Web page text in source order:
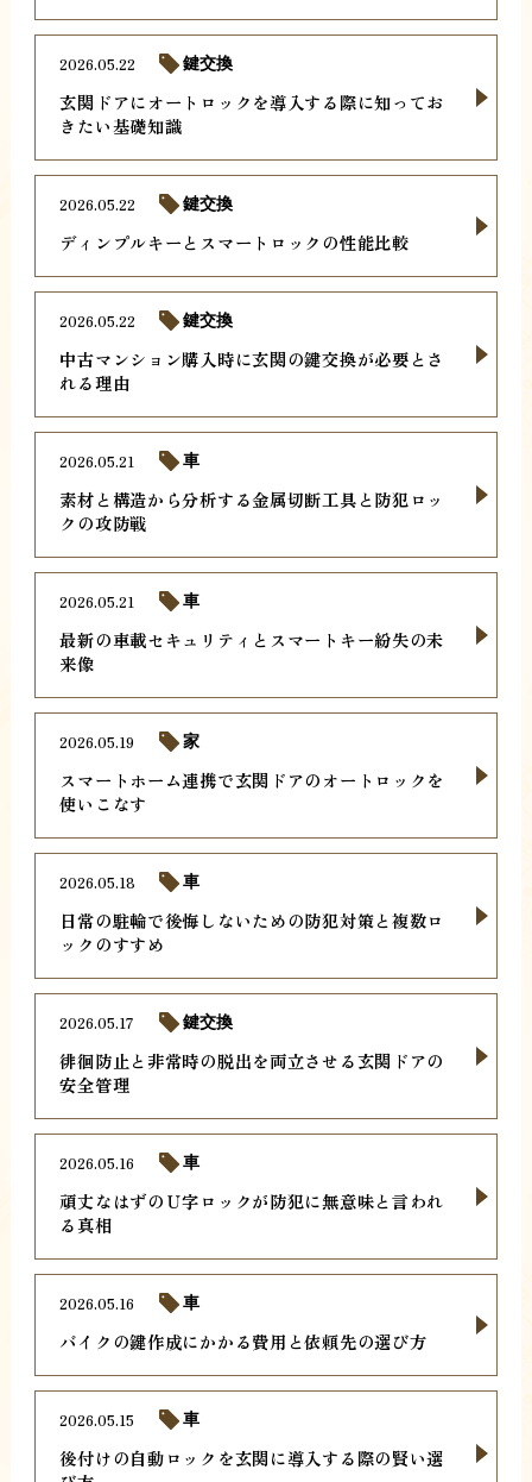
玄関ドアにオートロックを導入する際に知ってお
きたい基礎知識
2026.05.22 鍵交換
ディンプルキーとスマートロックの性能比較
2026.05.22 鍵交換
中古マンション購入時に玄関の鍵交換が必要とさ
れる理由
2026.05.22 鍵交換
素材と構造から分析する金属切断工具と防犯ロッ
クの攻防戦
2026.05.21 車
最新の車載セキュリティとスマートキー紛失の未
来像
2026.05.21 車
スマートホーム連携で玄関ドアのオートロックを
使いこなす
2026.05.19 家
日常の駐輪で後悔しないための防犯対策と複数ロ
ックのすすめ
2026.05.18 車
徘徊防止と非常時の脱出を両立させる玄関ドアの
安全管理
2026.05.17 鍵交換
頑丈なはずのＵ字ロックが防犯に無意味と言われ
る真相
2026.05.16 車
バイクの鍵作成にかかる費用と依頼先の選び方
2026.05.16 車
後付けの自動ロックを玄関に導入する際の賢い選
2026.05.15 車